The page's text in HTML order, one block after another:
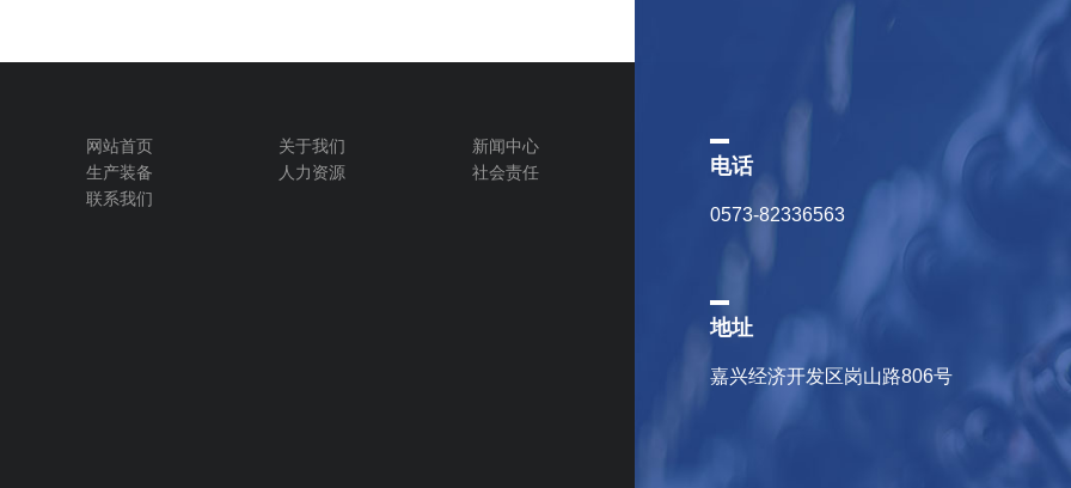
网站首页 关于我们
新闻中心
生产装备
人力资源
社会责任
联系我们
电话
0573-82336563
地址
嘉兴经济开发区岗山路806号